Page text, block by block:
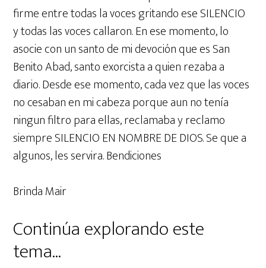
firme entre todas la voces gritando ese SILENCIO
y todas las voces callaron. En ese momento, lo
asocie con un santo de mi devoción que es San
Benito Abad, santo exorcista a quien rezaba a
diario. Desde ese momento, cada vez que las voces
no cesaban en mi cabeza porque aun no tenía
ningun filtro para ellas, reclamaba y reclamo
siempre SILENCIO EN NOMBRE DE DIOS. Se que a
algunos, les servira. Bendiciones
Brinda Mair
Continúa explorando este
tema...